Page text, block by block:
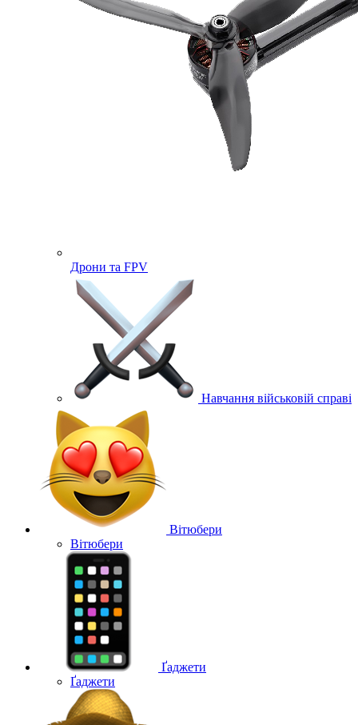
Дрони та FPV
Навчання військовій справі
Вітюбери
Вітюбери
Ґаджети
Ґаджети